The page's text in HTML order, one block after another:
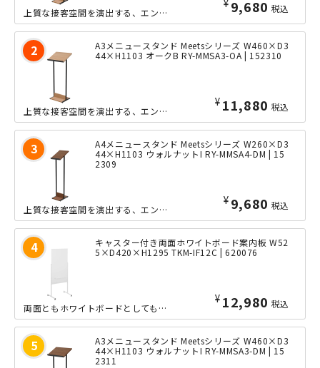
¥ 9,680 税込
上質な接客空間を演出する、エントランス向け家具「Meets」シリーズのメニュース...
A3メニュースタンド Meetsシリーズ W460×D3
44×H1103 オークB RY-MMSA3-OA | 152310
¥ 11,880 税込
上質な接客空間を演出する、エントランス向け家具「Meets」シリーズのメニュース...
A4メニュースタンド Meetsシリーズ W260×D3
44×H1103 ウォルナットI RY-MMSA4-DM | 15
2309
¥ 9,680 税込
上質な接客空間を演出する、エントランス向け家具「Meets」シリーズのメニュース...
キャスター付き両面ホワイトボード案内板 W52
5×D420×H1295 TKM-IF12C | 620076
¥ 12,980 税込
両面ともホワイトボードとしても使える、案内板となっております。椅子に座ったままで...
A3メニュースタンド Meetsシリーズ W460×D3
44×H1103 ウォルナットI RY-MMSA3-DM | 15
2311